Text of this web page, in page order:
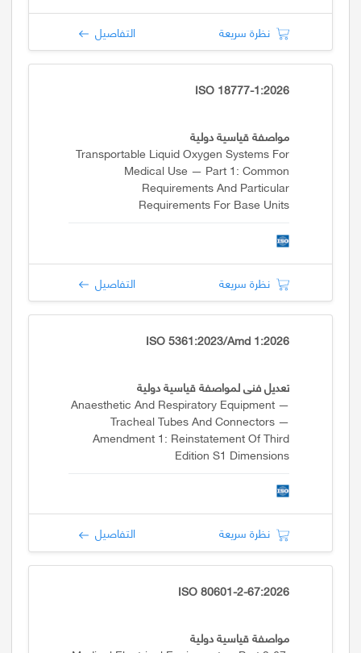
نظرة سريعة التفاصيل
ISO 18777-1:2026
مواصفة قياسية دولية
Transportable Liquid Oxygen Systems For
Medical Use — Part 1: Common
Requirements And Particular
Requirements For Base Units
نظرة سريعة التفاصيل
ISO 5361:2023/Amd 1:2026
تعديل فني لمواصفة قياسية دولية
Anaesthetic And Respiratory Equipment —
Tracheal Tubes And Connectors —
Amendment 1: Reinstatement Of Third
Edition S1 Dimensions
نظرة سريعة التفاصيل
ISO 80601-2-67:2026
مواصفة قياسية دولية